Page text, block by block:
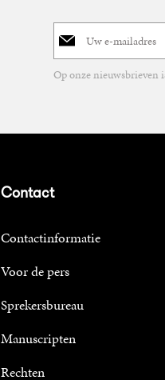
E-
mailadres
Op onze nieuwsbrieven
Contact
Contactinformatie
Voor de pers
Sprekersbureau
Manuscripten
Rechten